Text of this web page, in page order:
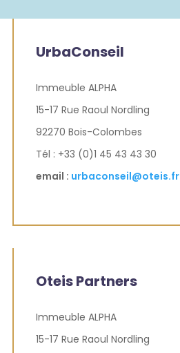
UrbaConseil
Immeuble ALPHA
15-17 Rue Raoul Nordling
92270 Bois-Colombes
Tél : +33 (0)1 45 43 43 30
email : urbaconseil@oteis.fr
Oteis Partners
Immeuble ALPHA
15-17 Rue Raoul Nordling